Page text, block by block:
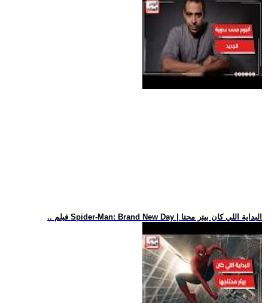
.. فيلم Spider-Man: Brand New Day | البداية اللي كان بيتر محتا